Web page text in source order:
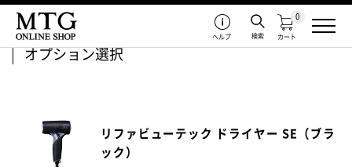
カート
0
検索
ヘルプ
オプション選択
リファビューテック ドライヤー SE（ブラ
ック）